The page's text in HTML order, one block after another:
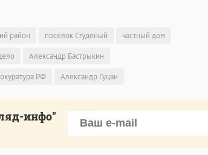
район поселок Студеный
частный дом
Александр Бастрыкин
РФ Александр Гуцан
инфо"